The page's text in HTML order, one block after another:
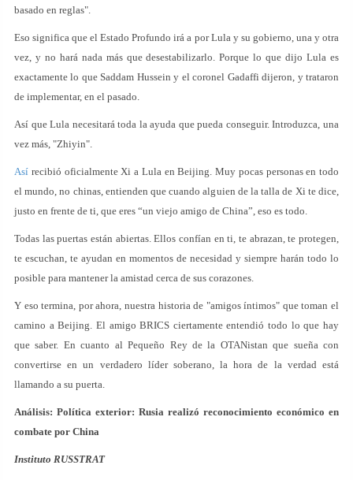
basado en reglas".
Eso significa que el Estado Profundo irá a por Lula y su gobierno, una y otra
vez, y no hará nada más que desestabilizarlo. Porque lo que dijo Lula es
exactamente lo que Saddam Hussein y el coronel Gadaffi dijeron, y trataron
de implementar, en el pasado.
Así que Lula necesitará toda la ayuda que pueda conseguir. Introduzca, una
vez más, "Zhiyin".
Así recibió oficialmente Xi a Lula en Beijing. Muy pocas personas en todo
el mundo, no chinas, entienden que cuando alguien de la talla de Xi te dice,
justo en frente de ti, que eres “un viejo amigo de China”, eso es todo.
Todas las puertas están abiertas. Ellos confían en ti, te abrazan, te protegen,
te escuchan, te ayudan en momentos de necesidad y siempre harán todo lo
posible para mantener la amistad cerca de sus corazones.
Y eso termina, por ahora, nuestra historia de "amigos íntimos" que toman el
camino a Beijing. El amigo BRICS ciertamente entendió todo lo que hay
que saber. En cuanto al Pequeño Rey de la OTANistan que sueña con
convertirse en un verdadero líder soberano, la hora de la verdad está
llamando a su puerta.
Análisis: Política exterior: Rusia realizó reconocimiento económico en
combate por China
Instituto RUSSTRAT